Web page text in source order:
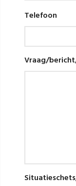
Telefoon
Vraag/